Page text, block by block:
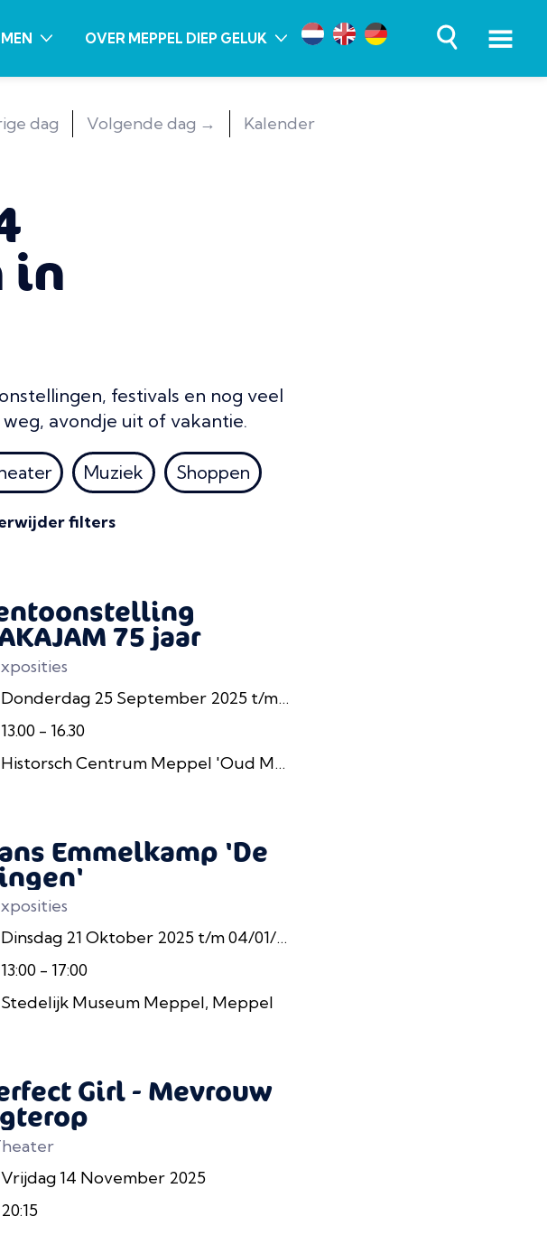
OVER MEPPEL DIEP GELUK
Kalender
Volgende dag →
dag
in
festivals en nog veel
avondje uit of vakantie.
Muziek Shoppen
filters
75 jaar
Donderdag 25 September 2025 t/m 28/02/2026
13.00 - 16.30
Historsch Centrum Meppel 'Oud Meppel', Meppel
Emmelkamp 'De
Dinsdag 21 Oktober 2025 t/m 04/01/2026
13:00 - 17:00
Stedelijk Museum Meppel, Meppel
Girl - Mevrouw
Vrijdag 14 November 2025
20:15